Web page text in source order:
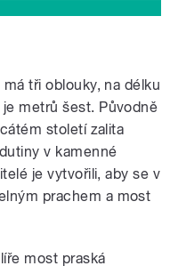
tři oblouky, na délku
metrů šest. Původně
století zalita
v kamenné
je vytvořili, aby se v
prachem a most